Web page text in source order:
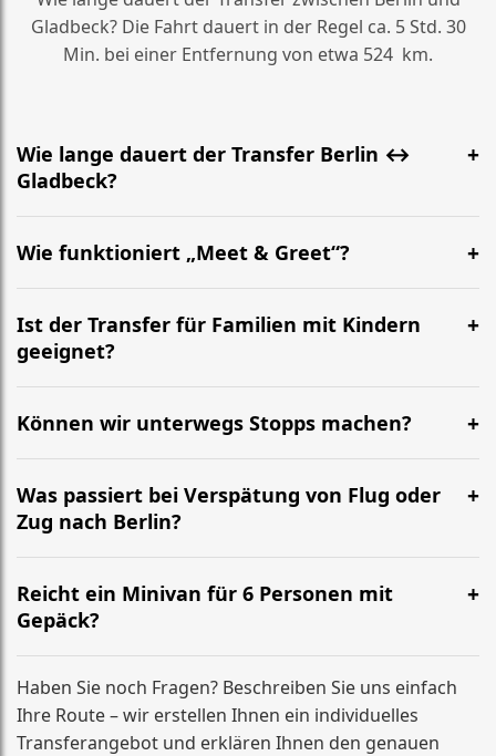
Gladbeck? Die Fahrt dauert in der Regel ca. 5 Std. 30
Min. bei einer Entfernung von etwa 524 km.
Wie lange dauert der Transfer Berlin ↔
Gladbeck?
Meist etwa 5 Std. 30 Min. Die genaue Zeit hängt von
Verkehr und Abholort ab. Die Strecke beträgt ca. 524
Wie funktioniert „Meet & Greet“?
Der Fahrer wartet am vereinbarten Treffpunkt (z. B.
BER oder Bahnhof) mit Namensschild, hilft mit Gepäck
und begleitet Sie zum Minivan.
Ist der Transfer für Familien mit Kindern
geeignet?
Ja. Bitte geben Sie bei der Buchung das Alter der Kinder
an, damit wir passende Kindersitze oder
Sitzerhöhungen einplanen.
Können wir unterwegs Stopps machen?
Kurze Pausen sind möglich. Für feste zusätzliche
Stopps (Termin, Adresse, Abholung) geben Sie uns
bitte vorab Bescheid – wir kalkulieren einen passenden
Was passiert bei Verspätung von Flug oder
Zug nach Berlin?
Wenn sich die Ankunft verschiebt, passen wir die
Abholzeit an. Wichtig ist, dass Sie uns Änderungen
kurz mitteilen, damit alles sauber koordiniert bleibt.
Reicht ein Minivan für 6 Personen mit
Gepäck?
Ja, unsere Minivans sind für Gruppen ausgelegt und
bieten in der Regel Platz für bis zu 6 Personen plus
mehrere große Koffer (je nach Gepäckgröße und
Sitzkonfiguration).
Haben Sie noch Fragen? Beschreiben Sie uns einfach
Ihre Route – wir erstellen Ihnen ein individuelles
Transferangebot und erklären Ihnen den genauen